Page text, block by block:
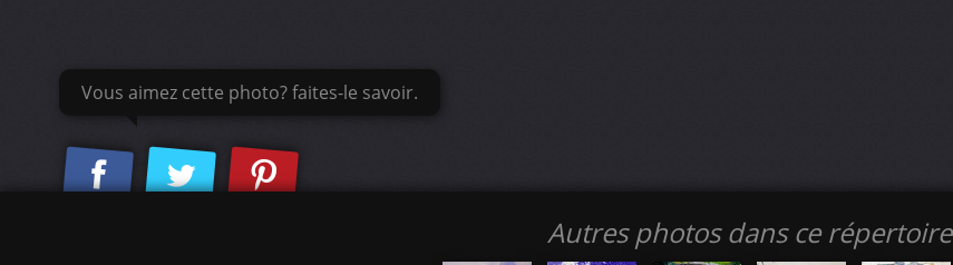
Vous aimez cette photo? faites-le savoir.
Autres photos dans ce répertoire